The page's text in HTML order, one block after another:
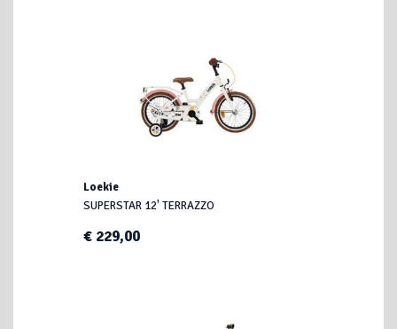
Loekie
SUPERSTAR 12' TERRAZZO
€ 229,00